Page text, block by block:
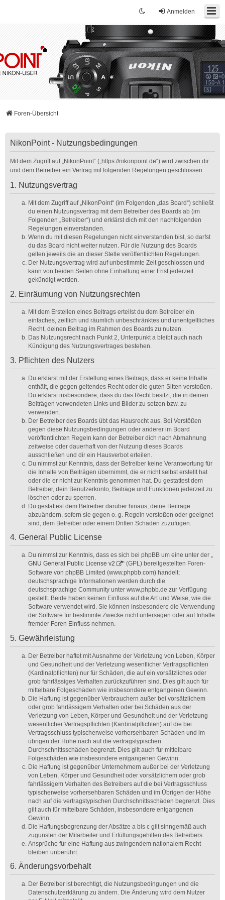
Anmelden
Foren-Übersicht
NikonPoint - Nutzungsbedingungen
Mit dem Zugriff auf „NikonPoint“ („https://nikonpoint.de“) wird zwischen dir
und dem Betreiber ein Vertrag mit folgenden Regelungen geschlossen:
1. Nutzungsvertrag
Mit dem Zugriff auf „NikonPoint“ (im Folgenden „das Board“) schließt
du einen Nutzungsvertrag mit dem Betreiber des Boards ab (im
Folgenden „Betreiber“) und erklärst dich mit den nachfolgenden
Regelungen einverstanden.
Wenn du mit diesen Regelungen nicht einverstanden bist, so darfst
du das Board nicht weiter nutzen. Für die Nutzung des Boards
gelten jeweils die an dieser Stelle veröffentlichten Regelungen.
Der Nutzungsvertrag wird auf unbestimmte Zeit geschlossen und
kann von beiden Seiten ohne Einhaltung einer Frist jederzeit
gekündigt werden.
2. Einräumung von Nutzungsrechten
Mit dem Erstellen eines Beitrags erteilst du dem Betreiber ein
einfaches, zeitlich und räumlich unbeschränktes und unentgeltliches
Recht, deinen Beitrag im Rahmen des Boards zu nutzen.
Das Nutzungsrecht nach Punkt 2, Unterpunkt a bleibt auch nach
Kündigung des Nutzungsvertrages bestehen.
3. Pflichten des Nutzers
Du erklärst mit der Erstellung eines Beitrags, dass er keine Inhalte
enthält, die gegen geltendes Recht oder die guten Sitten verstoßen.
Du erklärst insbesondere, dass du das Recht besitzt, die in deinen
Beiträgen verwendeten Links und Bilder zu setzen bzw. zu
verwenden.
Der Betreiber des Boards übt das Hausrecht aus. Bei Verstößen
gegen diese Nutzungsbedingungen oder anderer im Board
veröffentlichten Regeln kann der Betreiber dich nach Abmahnung
zeitweise oder dauerhaft von der Nutzung dieses Boards
ausschließen und dir ein Hausverbot erteilen.
Du nimmst zur Kenntnis, dass der Betreiber keine Verantwortung für
die Inhalte von Beiträgen übernimmt, die er nicht selbst erstellt hat
oder die er nicht zur Kenntnis genommen hat. Du gestattest dem
Betreiber, dein Benutzerkonto, Beiträge und Funktionen jederzeit zu
löschen oder zu sperren.
Du gestattest dem Betreiber darüber hinaus, deine Beiträge
abzuändern, sofern sie gegen o. g. Regeln verstoßen oder geeignet
sind, dem Betreiber oder einem Dritten Schaden zuzufügen.
4. General Public License
Du nimmst zur Kenntnis, dass es sich bei phpBB um eine unter der „
GNU General Public License v2
“ (GPL) bereitgestellten Foren-
Software von phpBB Limited (www.phpbb.com) handelt;
deutschsprachige Informationen werden durch die
deutschsprachige Community unter www.phpbb.de zur Verfügung
gestellt. Beide haben keinen Einfluss auf die Art und Weise, wie die
Software verwendet wird. Sie können insbesondere die Verwendung
der Software für bestimmte Zwecke nicht untersagen oder auf Inhalte
fremder Foren Einfluss nehmen.
5. Gewährleistung
Der Betreiber haftet mit Ausnahme der Verletzung von Leben, Körper
und Gesundheit und der Verletzung wesentlicher Vertragspflichten
(Kardinalpflichten) nur für Schäden, die auf ein vorsätzliches oder
grob fahrlässiges Verhalten zurückzuführen sind. Dies gilt auch für
mittelbare Folgeschäden wie insbesondere entgangenen Gewinn.
Die Haftung ist gegenüber Verbrauchern außer bei vorsätzlichem
oder grob fahrlässigem Verhalten oder bei Schäden aus der
Verletzung von Leben, Körper und Gesundheit und der Verletzung
wesentlicher Vertragspflichten (Kardinalpflichten) auf die bei
Vertragsschluss typischerweise vorhersehbaren Schäden und im
übrigen der Höhe nach auf die vertragstypischen
Durchschnittsschäden begrenzt. Dies gilt auch für mittelbare
Folgeschäden wie insbesondere entgangenen Gewinn.
Die Haftung ist gegenüber Unternehmern außer bei der Verletzung
von Leben, Körper und Gesundheit oder vorsätzlichem oder grob
fahrlässigem Verhalten des Betreibers auf die bei Vertragsschluss
typischerweise vorhersehbaren Schäden und im Übrigen der Höhe
nach auf die vertragstypischen Durchschnittsschäden begrenzt. Dies
gilt auch für mittelbare Schäden, insbesondere entgangenen
Gewinn.
Die Haftungsbegrenzung der Absätze a bis c gilt sinngemäß auch
zugunsten der Mitarbeiter und Erfüllungsgehilfen des Betreibers.
Ansprüche für eine Haftung aus zwingendem nationalem Recht
bleiben unberührt.
6. Änderungsvorbehalt
Der Betreiber ist berechtigt, die Nutzungsbedingungen und die
Datenschutzerklärung zu ändern. Die Änderung wird dem Nutzer